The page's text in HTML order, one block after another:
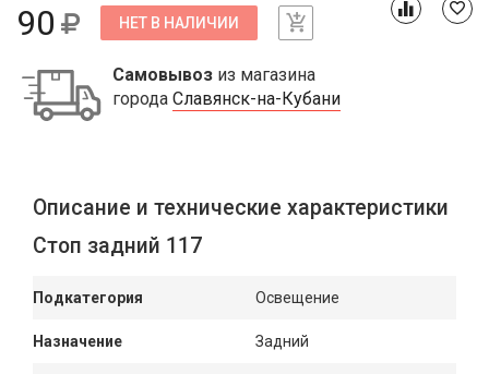
90 НЕТ В НАЛИЧИИ
Самовывоз из магазина
города Славянск-на-Кубани
Описание и технические характеристики
Стоп задний 117
Подкатегория Освещение
Назначение Задний